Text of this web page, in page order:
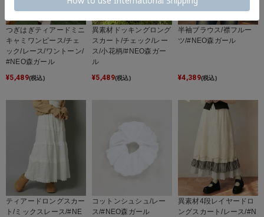
つぎはぎティアードミニ
キャミワンピース/チェ
ック/レース/ワントーン/
#NEO森ガール
¥5,489(税込)
異素材ドッキングロング
スカート/チェック/レー
ス/小花柄/#NEO森ガー
ル
¥5,489(税込)
半袖ブラウス/襟フルー
ツ/#NEO森ガール
¥4,389(税込)
ティアードロングスカー
ト/ミックスレース/#NE
コットンシュシュ/レー
ス/#NEO森ガール
異素材4段レイヤードロ
ングスカート/レース/#N